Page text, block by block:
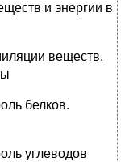
и энергии в
веществ.
белков.
углеводов